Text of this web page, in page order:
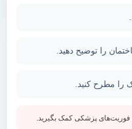
را توضیح دهید.
را مطرح کنید.
پزشکی کمک بگیرید.